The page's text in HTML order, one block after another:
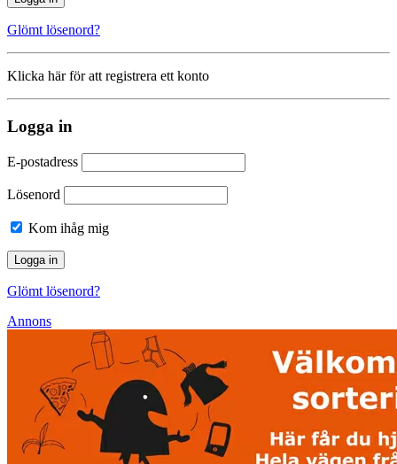
Glömt lösenord?
Klicka här för att registrera ett konto
Logga in
E-postadress
Lösenord
Kom ihåg mig
Glömt lösenord?
Annons